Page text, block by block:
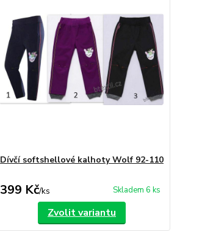
Dívčí softshellové kalhoty Wolf 92-110
399 Kč/ks Skladem 6 ks
Zvolit variantu